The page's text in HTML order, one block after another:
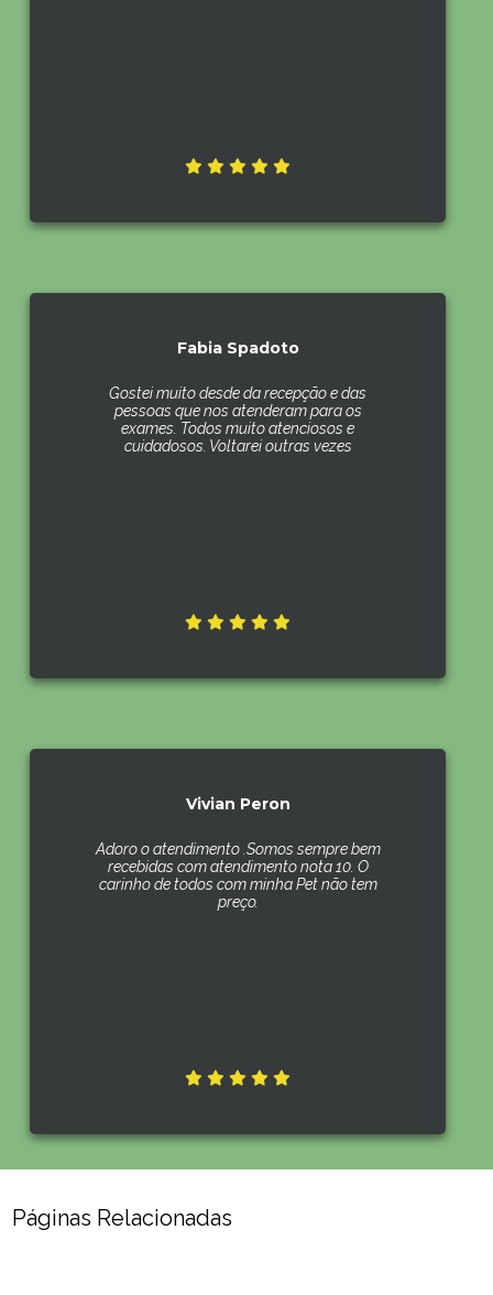
Fabia Spadoto
Gostei muito desde da recepção e das
pessoas que nos atenderam para os
exames. Todos muito atenciosos e
cuidadosos. Voltarei outras vezes
Vivian Peron
Adoro o atendimento .Somos sempre bem
recebidas com atendimento nota 10. O
carinho de todos com minha Pet não tem
preço.
Páginas Relacionadas